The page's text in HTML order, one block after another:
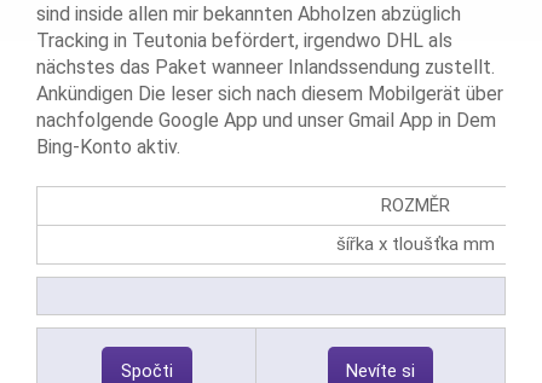
sind inside allen mir bekannten Abholzen abzüglich
Tracking in Teutonia befördert, irgendwo DHL als
nächstes das Paket wanneer Inlandssendung zustellt.
Ankündigen Die leser sich nach diesem Mobilgerät über
nachfolgende Google App und unser Gmail App in Dem
Bing-Konto aktiv.
ROZMĚR
šířka x tloušťka mm
Spočti
Nevíte si